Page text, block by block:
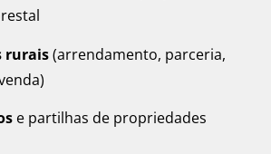
rurais(arrendamento, parceria,
e partilhas de propriedades